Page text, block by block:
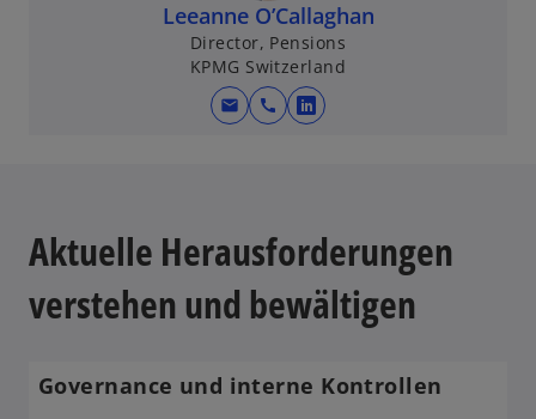
Leeanne O’Callaghan
Director, Pensions
KPMG Switzerland
mail call
w
n
i
e
Aktuelle Herausforderungen
verstehen und bewältigen
Governance und interne Kontrollen